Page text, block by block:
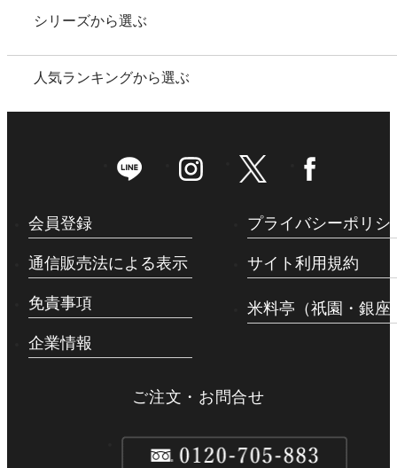
シリーズから選ぶ
人気ランキングから選ぶ
会員登録 プライバシーポリシ
通信販売法による表示 サイト利用規約
免責事項
米料亭（祇園・銀座
企業情報
ご注文・お問合せ